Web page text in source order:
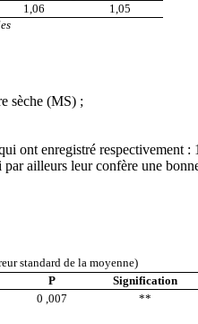
1,06
1,05
sèche (MS) ;
ont enregistré
par ailleurs leur confère une
standard de la moyenne)
P
Signification
0 ,007
**